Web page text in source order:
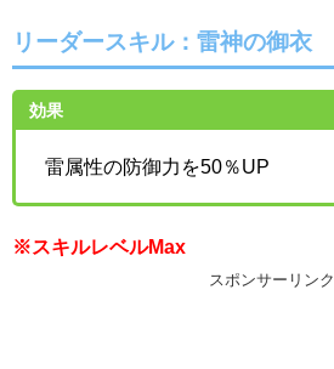
リーダースキル：雷神の御衣
効果
雷属性の防御力を50％UP
※スキルレベルMax
スポンサーリンク